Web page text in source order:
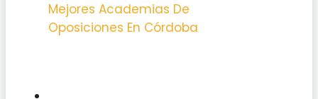
Mejores Academias De
Oposiciones En Córdoba